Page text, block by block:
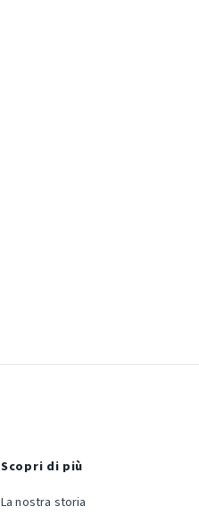
Scopri di più
La nostra storia